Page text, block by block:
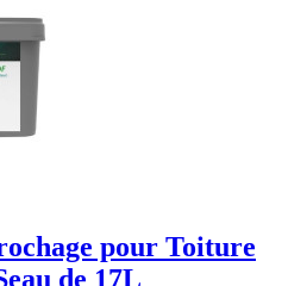
pour Toiture
de 17L